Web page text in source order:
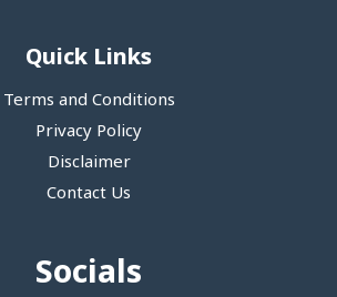
Quick Links
Terms and Conditions
Privacy Policy
Disclaimer
Contact Us
Socials